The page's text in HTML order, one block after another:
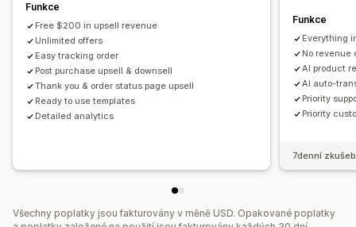
Funkce
Free $200 in upsell revenue
Unlimited offers
Easy tracking order
Post purchase upsell & downsell
Thank you & order status page upsell
Ready to use templates
Detailed analytics
Funkce
Everything
No
AI product
AI auto-
Priority
Priority
7denní
Všechny poplatky jsou fakturovány v měně USD. Opakované poplatky